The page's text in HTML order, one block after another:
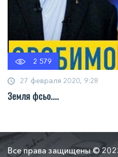
2 579
27 февраля 2020, 9:28
Земля фсьо....
Все права защищены ©